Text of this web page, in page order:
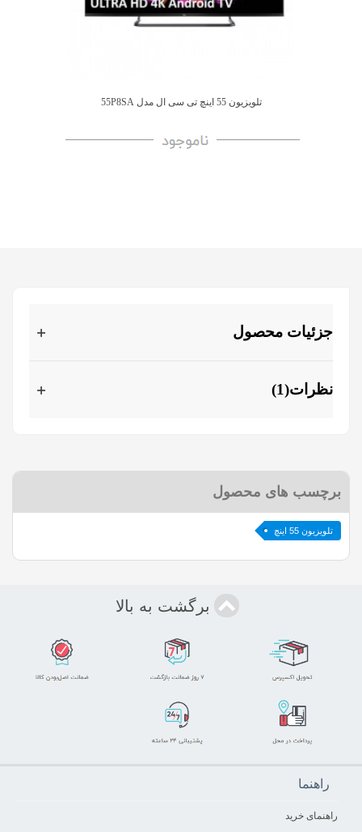
تلویزیون 55 اینچ تی سی ال مدل 55P8SA
جزئیات محصول
نظرات(1)
برچسب های محصول
تلویزیون 55 اینچ
برگشت به بالا
راهنما
راهنمای خرید